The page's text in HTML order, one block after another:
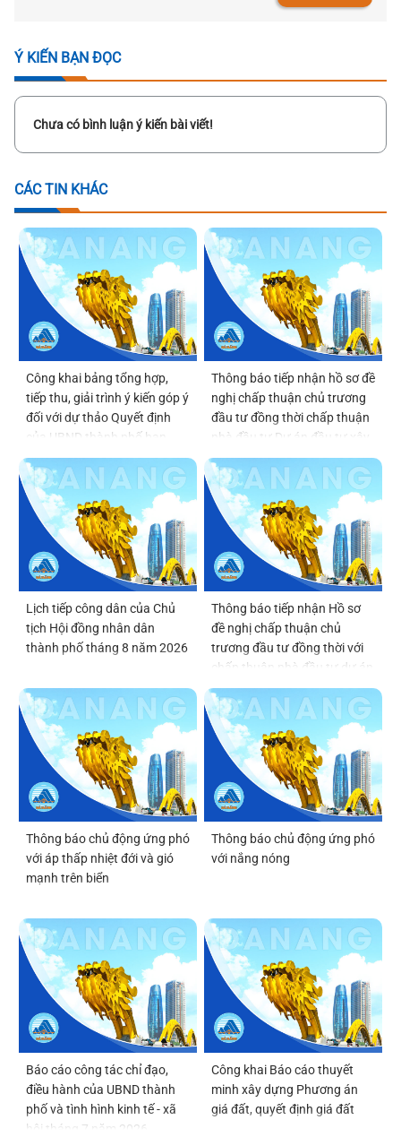
Ý KIẾN BẠN ĐỌC
Chưa có bình luận ý kiến bài viết!
CÁC TIN KHÁC
Công khai bảng tổng hợp,
tiếp thu, giải trình ý kiến góp ý
đối với dự thảo Quyết định
của UBND thành phố ban
hành Quy chế tổ chức và
hoạt động của thôn, tổ dân
phố
Thông báo tiếp nhận hồ sơ đề
nghị chấp thuận chủ trương
đầu tư đồng thời chấp thuận
nhà đầu tư Dự án đầu tư xây
dựng và kinh doanh kết cấu
hạ tầng khu chức năng tại vị
trí số 6 thuộc Khu thương
mại tự do Đà Nẵng
Lịch tiếp công dân của Chủ
tịch Hội đồng nhân dân
thành phố tháng 8 năm 2026
Thông báo tiếp nhận Hồ sơ
đề nghị chấp thuận chủ
trương đầu tư đồng thời với
chấp thuận nhà đầu tư dự án
Viện Nghiên cứu, phát triển,
ứng dụng công nghệ bán dẫn
và trí tuệ nhân tạo Đà Nẵng
(DSAI-TECH)
Thông báo chủ động ứng phó
với áp thấp nhiệt đới và gió
mạnh trên biển
Thông báo chủ động ứng phó
với nắng nóng
Báo cáo công tác chỉ đạo,
điều hành của UBND thành
phố và tình hình kinh tế - xã
hội tháng 7 năm 2026
Công khai Báo cáo thuyết
minh xây dựng Phương án
giá đất, quyết định giá đất